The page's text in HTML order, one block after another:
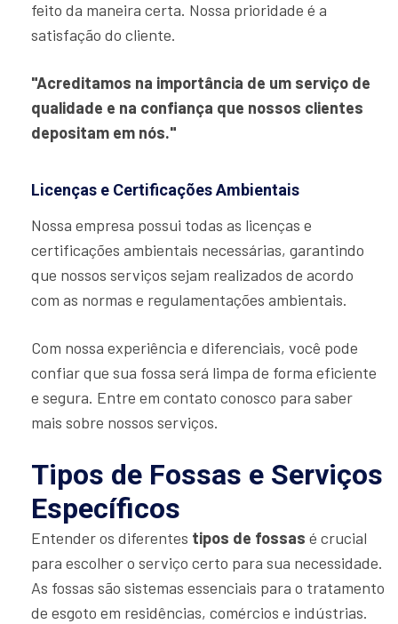
feito da maneira certa. Nossa prioridade é a
satisfação do cliente.
"Acreditamos na importância de um serviço de
qualidade e na confiança que nossos clientes
depositam em nós."
Licenças e Certificações Ambientais
Nossa empresa possui todas as licenças e
certificações ambientais necessárias, garantindo
que nossos serviços sejam realizados de acordo
com as normas e regulamentações ambientais.
Com nossa experiência e diferenciais, você pode
confiar que sua fossa será limpa de forma eficiente
e segura. Entre em contato conosco para saber
mais sobre nossos serviços.
Tipos de Fossas e Serviços
Específicos
Entender os diferentes tipos de fossas é crucial
para escolher o serviço certo para sua necessidade.
As fossas são sistemas essenciais para o tratamento
de esgoto em residências, comércios e indústrias.